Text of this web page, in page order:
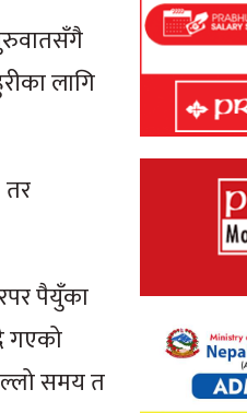
लागि
तर
पैयुँका
गएको
समय त